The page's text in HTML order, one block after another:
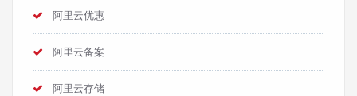
阿里云优惠
阿里云备案
阿里云存储